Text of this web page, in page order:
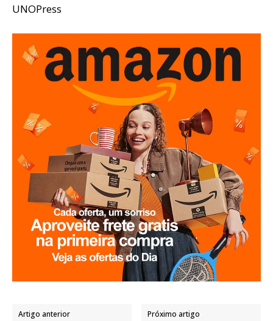
UNOPress
Artigo anterior Próximo artigo